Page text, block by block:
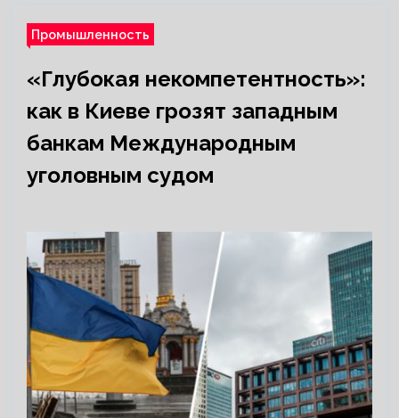
Промышленность
«Глубокая некомпетентность»:
как в Киеве грозят западным
банкам Международным
уголовным судом